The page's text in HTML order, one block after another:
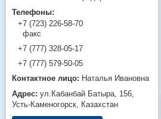
+7 (723) 226-58-70
факс
+7 (777) 328-05-17
+7 (777) 579-50-05
Наталья Ивановна
ул.Кабанбай Батыра, 156,
Усть-Каменогорск, Казахстан